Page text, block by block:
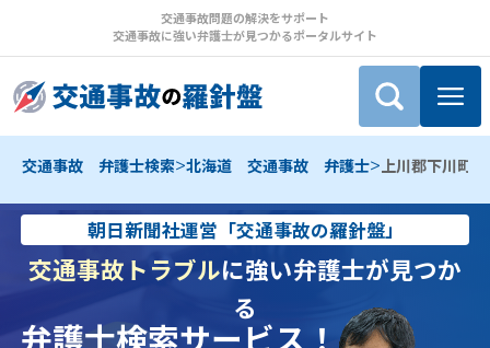
交通事故問題の解決をサポート
交通事故に強い弁護士が見つかるポータルサイト
交通事故 弁護士検索>北海道 交通事故 弁護士> 上川郡下川
朝日新聞社運営「交通事故の羅針盤」
交通事故トラブルに強い弁護士が見つか
る
弁護士検索サービス！